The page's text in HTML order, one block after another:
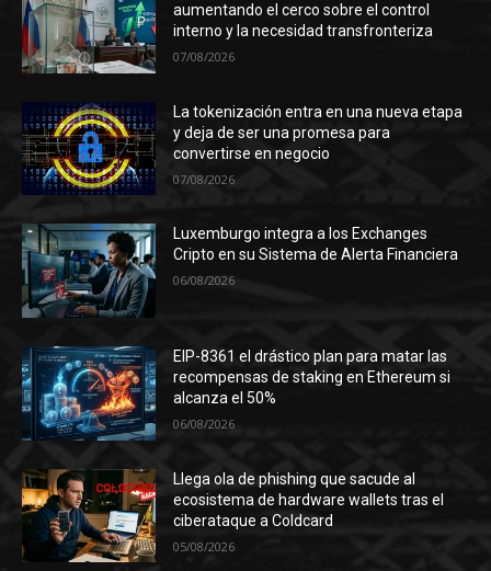
aumentando el cerco sobre el control
interno y la necesidad transfronteriza
07/08/2026
La tokenización entra en una nueva etapa
y deja de ser una promesa para
convertirse en negocio
07/08/2026
Luxemburgo integra a los Exchanges
Cripto en su Sistema de Alerta Financiera
06/08/2026
EIP-8361 el drástico plan para matar las
recompensas de staking en Ethereum si
alcanza el 50%
06/08/2026
Llega ola de phishing que sacude al
ecosistema de hardware wallets tras el
ciberataque a Coldcard
05/08/2026